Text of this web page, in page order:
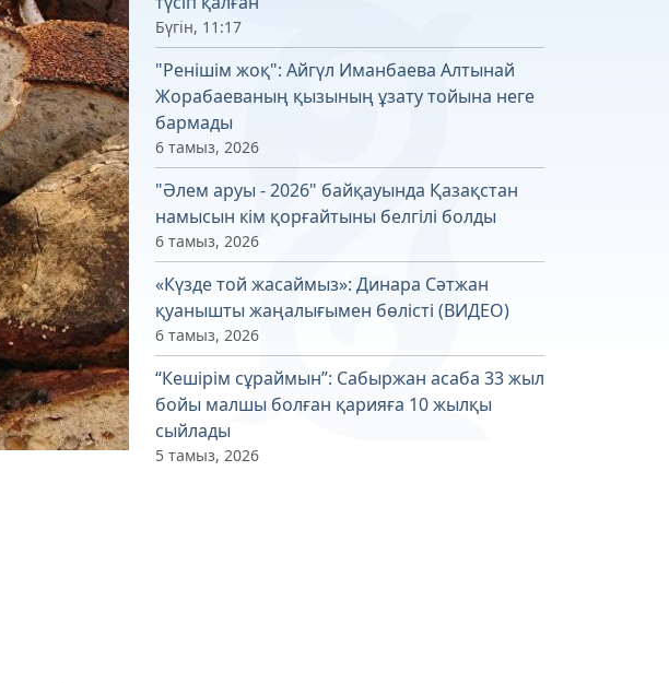
Бүгін, 11:17
"Ренішім жоқ": Айгүл Иманбаева Алтынай
Жорабаеваның қызының ұзату тойына неге
бармады
6 тамыз, 2026
"Әлем аруы - 2026" байқауында Қазақстан
намысын кім қорғайтыны белгілі болды
6 тамыз, 2026
«Күзде той жасаймыз»: Динара Сәтжан
қуанышты жаңалығымен бөлісті (ВИДЕО)
6 тамыз, 2026
“Кешірім сұраймын”: Сабыржан асаба 33 жыл
бойы малшы болған қарияға 10 жылқы
сыйлады
5 тамыз, 2026